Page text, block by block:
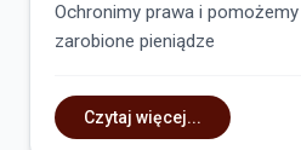
Ochronimy prawa i
zarobione pieniądze
Czytaj więcej...